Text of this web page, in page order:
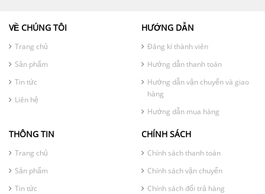
VỀ CHÚNG TÔI
Trang chủ
Sản phẩm
Tin tức
Liên hệ
HƯỚNG DẪN
Đăng kí thành viên
Hướng dẫn thanh toán
Hướng dẫn vận chuyển và giao
hàng
Hướng dẫn mua hàng
THÔNG TIN
Trang chủ
Sản phẩm
Tin tức
CHÍNH SÁCH
Chính sách thanh toán
Chính sách vận chuyển
Chính sách đổi trả hàng